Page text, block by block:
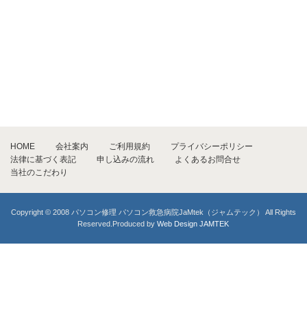
HOME 会社案内 ご利用規約
プライバシーポリシー
法律に基づく表記
申し込みの流れ
よくあるお問合せ
当社のこだわり
Copyright © 2008 パソコン修理 パソコン救急病院JaMtek（ジャムテック） All Rights
Reserved.Produced byWeb Design JAMTEK